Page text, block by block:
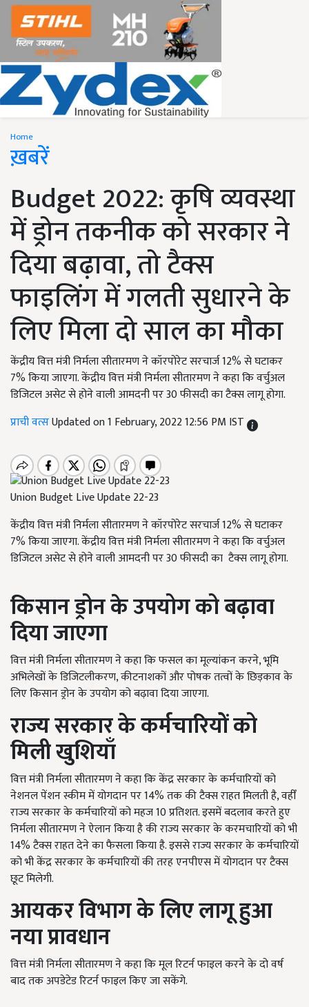
Home
ख़बरें
Budget 2022: कृषि व्यवस्था
में ड्रोन तकनीक को सरकार ने
दिया बढ़ावा, तो टैक्स
फाइलिंग में गलती सुधारने के
लिए मिला दो साल का मौका
केंद्रीय वित्त मंत्री निर्मला सीतारमण ने कॉरपोरेट सरचार्ज 12% से घटाकर
7% किया जाएगा. केंद्रीय वित्त मंत्री निर्मला सीतारमण ने कहा कि वर्चुअल
डिजिटल असेट से होने वाली आमदनी पर 30 फीसदी का टैक्स लागू होगा.
प्राची वत्सUpdated on 1 February, 2022 12:56 PM IST
Union Budget Live Update 22-23
केंद्रीय वित्त मंत्री निर्मला सीतारमण ने कॉरपोरेट सरचार्ज 12% से घटाकर
7% किया जाएगा. केंद्रीय वित्त मंत्री निर्मला सीतारमण ने कहा कि वर्चुअल
डिजिटल असेट से होने वाली आमदनी पर 30 फीसदी का टैक्स लागू होगा.
किसान ड्रोन के उपयोग को बढ़ावा
दिया जाएगा
वित्त मंत्री निर्मला सीतारमण ने कहा कि फसल का मूल्यांकन करने, भूमि
अभिलेखों के डिजिटलीकरण, कीटनाशकों और पोषक तत्वों के छिड़काव के
लिए किसान ड्रोन के उपयोग को बढ़ावा दिया जाएगा.
राज्य सरकार के कर्मचारियों को
मिली खुशियाँ
वित्त मंत्री निर्मला सीतारमण ने कहा कि केंद्र सरकार के कर्मचारियों को
नेशनल पेंशन स्कीम में योगदान पर 14% तक की टैक्स राहत मिलती है, वहीँ
राज्य सरकार के कर्मचारियों को महज 10 प्रतिशत. इसमें बदलाव करते हुए
निर्मला सीतारमण ने ऐलान किया है की राज्य सरकार के करमचारियों को भी
14% टैक्स राहत देने का फैसला किया है. इससे राज्य सरकार के कर्मचारियों
को भी केंद्र सरकार के कर्मचारियों की तरह एनपीएस में योगदान पर टैक्स
छूट मिलेगी.
आयकर विभाग के लिए लागू हुआ
नया प्रावधान
वित्त मंत्री निर्मला सीतारमण ने कहा कि मूल रिटर्न फाइल करने के दो वर्ष
बाद तक अपडेटेड रिटर्न फाइल किए जा सकेंगे.